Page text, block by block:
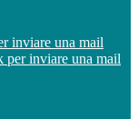
inviare una mail
per inviare una mail